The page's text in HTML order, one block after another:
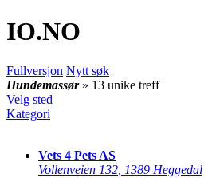
IO.NO
Fullversjon Nytt søk
Hundemassør » 13 unike treff
Velg sted
Kategori
Vets 4 Pets AS
Vollenveien 132 1389 Heggedal